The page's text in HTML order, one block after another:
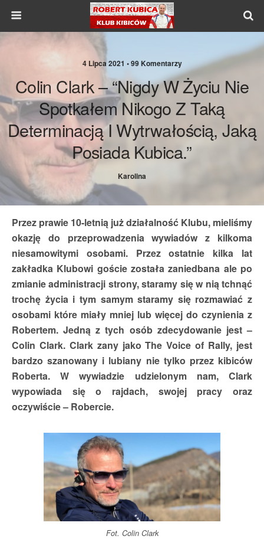
4 Lipca 2021 •99 Komentarzy
Colin Clark – “Nigdy W Życiu Nie
Spotkałem Nikogo Z Taką
Determinacją I Wytrwałością, Jaką
Posiada Kubica.”
Karolina
Przez prawie 10-letnią już działalność Klubu, mieliśmy
okazję do przeprowadzenia wywiadów z kilkoma
niesamowitymi osobami. Przez ostatnie kilka lat
zakładka Klubowi goście została zaniedbana ale po
zmianie administracji strony, staramy się w nią tchnąć
trochę życia i tym samym staramy się rozmawiać z
osobami które miały mniej lub więcej do czynienia z
Robertem. Jedną z tych osób zdecydowanie jest –
Colin Clark. Clark zany jako The Voice of Rally, jest
bardzo szanowany i lubiany nie tylko przez kibiców
Roberta. W wywiadzie udzielonym nam, Clark
wypowiada się o rajdach, swojej pracy oraz
oczywiście – Robercie.
Fot. Colin Clark